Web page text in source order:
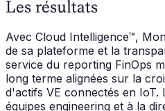
Les résultats
Avec Cloud Intelligence™,
de sa plateforme et la
service du reporting FinOps
long terme alignées sur la
d'actifs VE connectés en IoT.
équipes engineering et à la